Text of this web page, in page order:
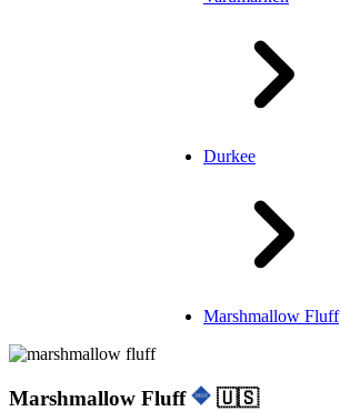
Durkee
Marshmallow Fluff
Marshmallow Fluff 🇺🇸